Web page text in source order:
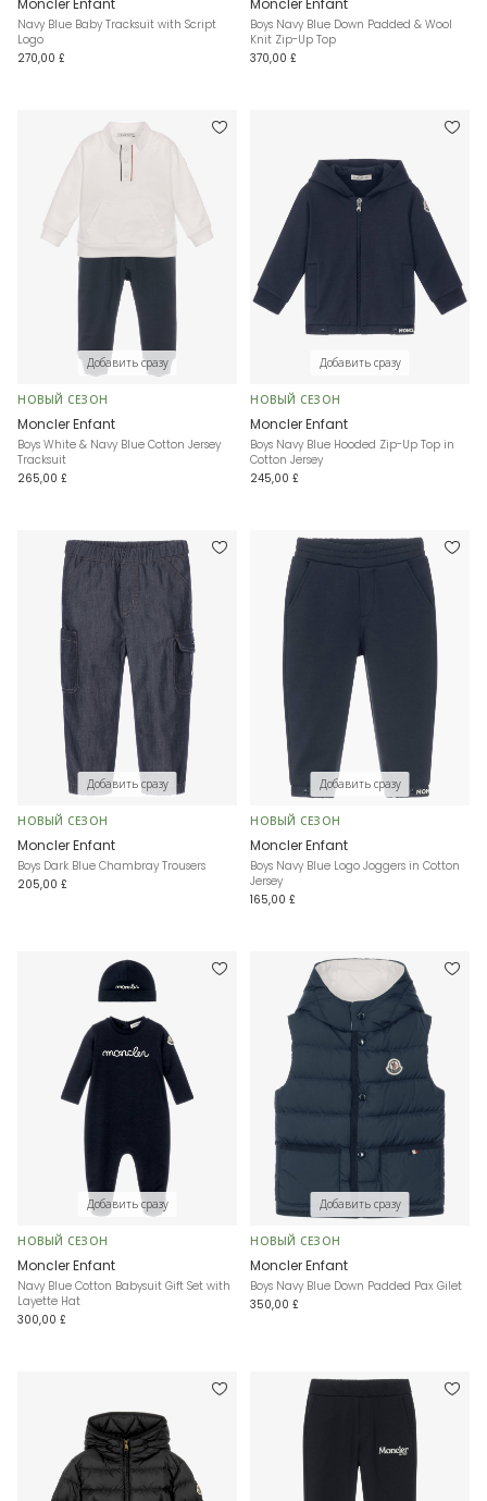
Navy Blue Baby Tracksuit with Script
Logo
270,00 £
Boys Navy Blue Down Padded & Wool
Knit Zip-Up Top
370,00 £
Добавить сразу
НОВЫЙ СЕЗОН
Moncler Enfant
Boys White & Navy Blue Cotton Jersey
Tracksuit
265,00 £
Добавить сразу
НОВЫЙ СЕЗОН
Moncler Enfant
Boys Navy Blue Hooded Zip-Up Top in
Cotton Jersey
245,00 £
Добавить сразу
НОВЫЙ СЕЗОН
Moncler Enfant
Boys Dark Blue Chambray Trousers
205,00 £
Добавить сразу
НОВЫЙ СЕЗОН
Moncler Enfant
Boys Navy Blue Logo Joggers in Cotton
Jersey
165,00 £
Добавить сразу
НОВЫЙ СЕЗОН
Moncler Enfant
Navy Blue Cotton Babysuit Gift Set with
Layette Hat
300,00 £
Добавить сразу
НОВЫЙ СЕЗОН
Moncler Enfant
Boys Navy Blue Down Padded Pax Gilet
350,00 £